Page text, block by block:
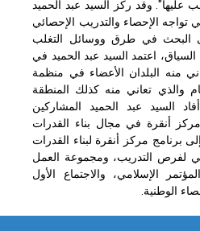
وقد ركز السيد عبد الحميد
الإحصاء والتدريب الإحصائي
البحث في طرق ووسائل التغلب
اعتمد السيد عبد الحميد في
منه البلدان الأعضاء في منظمة
والذيتعاني منه كذلك المنطقة
السيد عبد الحميد المشاركين
أنقرة في مجال بناء القدرات
برنامج مركز أنقرة لبناء القدرات
لفرص التدريب، ومجموعة العمل
الإسلامي، والاجتماع الأول
الوطنية.